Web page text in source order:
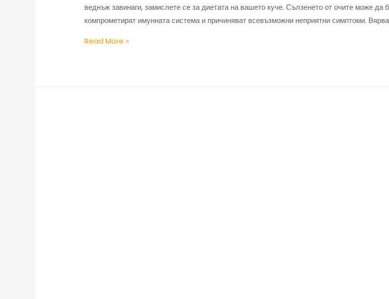
веднъж завинаги, замислете се за диетата на вашето куче. Сълзенето от очите може да
компрометират имунната система и причиняват всевъзможни неприятни симптоми.
Read More »